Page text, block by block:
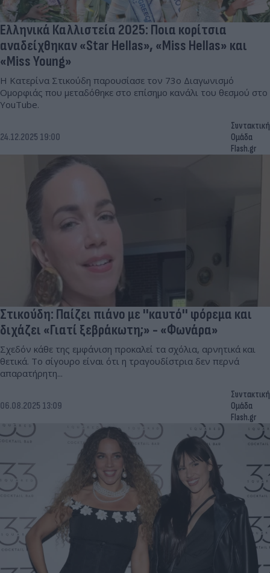
Ελληνικά Καλλιστεία 2025: Ποια κορίτσια
αναδείχθηκαν «Star Hellas», «Miss Hellas» και
«Miss Young»
Η Κατερίνα Στικούδη παρουσίασε τον 73ο Διαγωνισμό
Ομορφιάς που μεταδόθηκε στο επίσημο κανάλι του θεσμού στο
YouTube.
24.12.2025 19:00
Συντακτική
Ομάδα
Flash.gr
Στικούδη: Παίζει πιάνο με ''καυτό'' φόρεμα και
διχάζει «Γιατί ξεβράκωτη;» - «Φωνάρα»
Σχεδόν κάθε της εμφάνιση προκαλεί τα σχόλια, αρνητικά και
θετικά. Το σίγουρο είναι ότι η τραγουδίστρια δεν περνά
απαρατήρητη...
06.08.2025 13:09
Συντακτική
Ομάδα
Flash.gr